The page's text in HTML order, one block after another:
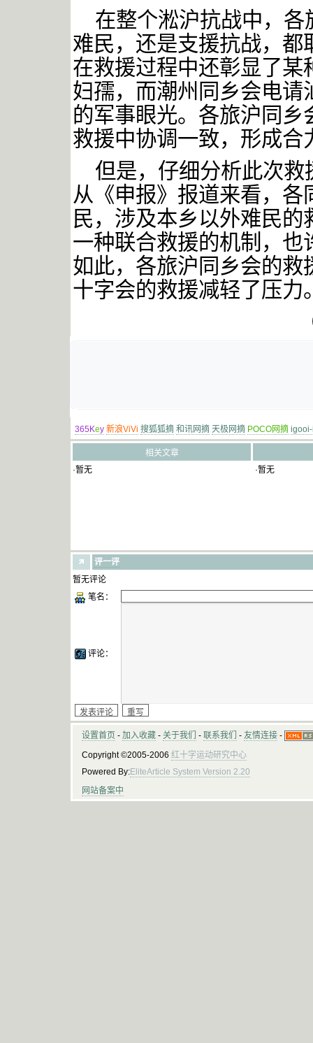
在整个淞沪抗战中，
难民，还是支援抗战，
在救援过程中还彰显了
妇孺，而潮州同乡会电
的军事眼光。各旅沪同
救援中协调一致，形成合
但是，仔细分析此次
从《申报》报道来看，
民，涉及本乡以外难民
一种联合救援的机制，
如此，各旅沪同乡会的
十字会的救援减轻了压力
365Key 新浪ViVi 搜狐狐摘 和讯网摘 天极网摘 POCO网摘
相关文章
·暂无
·暂无
评一评
暂无评论
笔名：
评论：
设置首页 - 加入收藏 - 关于我们 - 联系我们 - 友情连接 -
Copyright ©2005-2006 红十字运动研究中心
Powered By:EliteArticle System Version 2.20
网站备案中